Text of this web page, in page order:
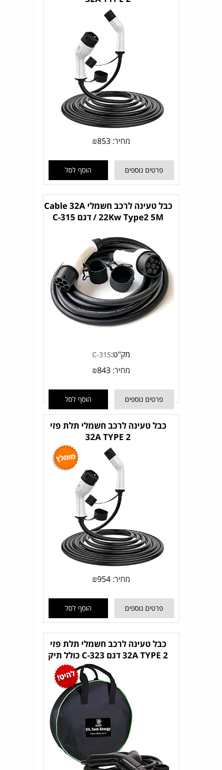
מחיר: ₪853
פרטים נוספים הוסף לסל
כבל טעינה לרכב חשמלי Cable 32A
/ 22Kw Type2 5M דגם C-315
מק"ט:C-315
מחיר: ₪843
פרטים נוספים הוסף לסל
כבל טעינה לרכב חשמלי תלת פזי
32A TYPE 2
מחיר: ₪954
פרטים נוספים הוסף לסל
כבל טעינה לרכב חשמלי תלת פזי
32A TYPE 2 דגם C-323 כולל תיק
יוקרתי